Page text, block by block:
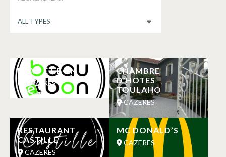
BEAU ET BON
CAZERES
CHAMBRE
D’HOTES
TOULAHO
CAZERES
RESTAURANT
CASTILLE
CAZERES
MC DONALD’S
CAZERES